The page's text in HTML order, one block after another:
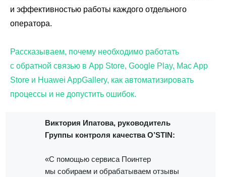
и эффективностью работы каждого отдельного
оператора.
Рассказываем, почему необходимо работать
с обратной связью в App Store, Google Play, Mac App
Store и Huawei AppGallery, как автоматизировать
процессы и не допустить ошибок.
Виктория Ипатова, руководитель
Группы контроля качества O’STIN:
«С помощью сервиса Поинтер
мы собираем и обрабатываем отзывы